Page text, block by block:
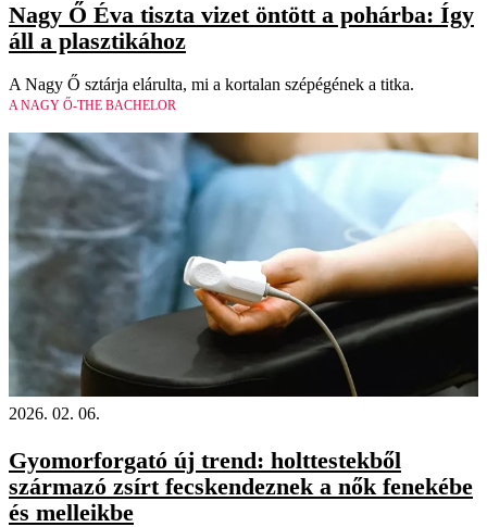
Nagy Ő Éva tiszta vizet öntött a pohárba: Így
áll a plasztikához
A Nagy Ő sztárja elárulta, mi a kortalan szépégének a titka.
A NAGY Ő-THE BACHELOR
2026. 02. 06.
Gyomorforgató új trend: holttestekből
származó zsírt fecskendeznek a nők fenekébe
és melleikbe